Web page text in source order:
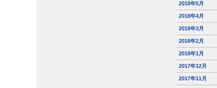
2018年5月
2018年4月
2018年3月
2018年2月
2018年1月
2017年12月
2017年11月